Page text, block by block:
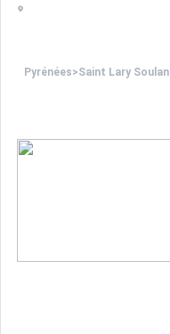
Pyrénées>Saint Lary Soulan